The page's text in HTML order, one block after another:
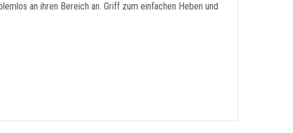
an ihren Bereich an. Griff zum einfachen Heben und